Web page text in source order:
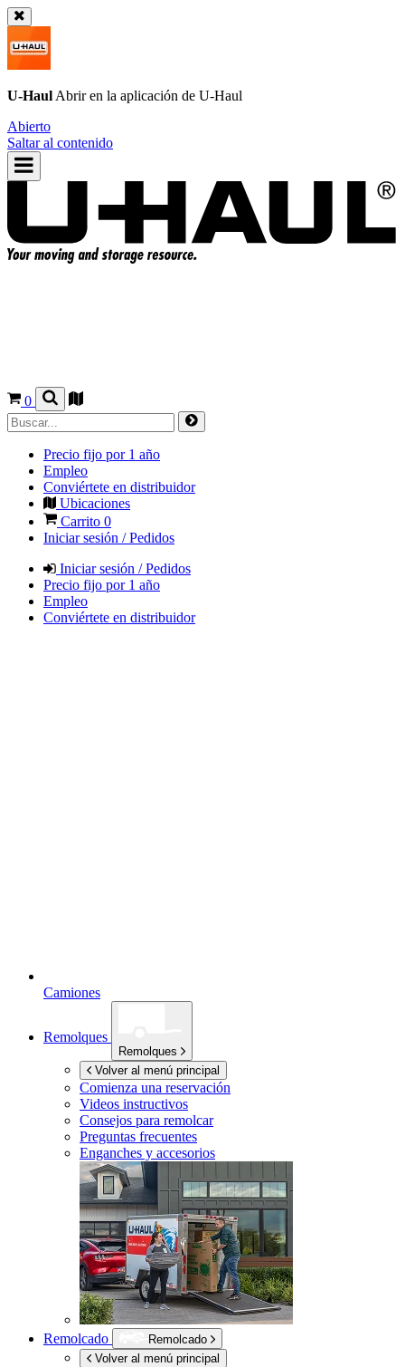
U-Haul Abrir en la aplicación de U-Haul
Abierto
Saltar al contenido
0
Precio fijo por 1 año
Empleo
Conviértete en distribuidor
Ubicaciones
Carrito 0
Iniciar sesión / Pedidos
Iniciar sesión / Pedidos
Precio fijo por 1 año
Empleo
Conviértete en distribuidor
Camiones
Remolques
Remolques
Volver al menú principal
Comienza una reservación
Videos instructivos
Consejos para remolcar
Preguntas frecuentes
Enganches y accesorios
Remolcado
Remolcado
Volver al menú principal